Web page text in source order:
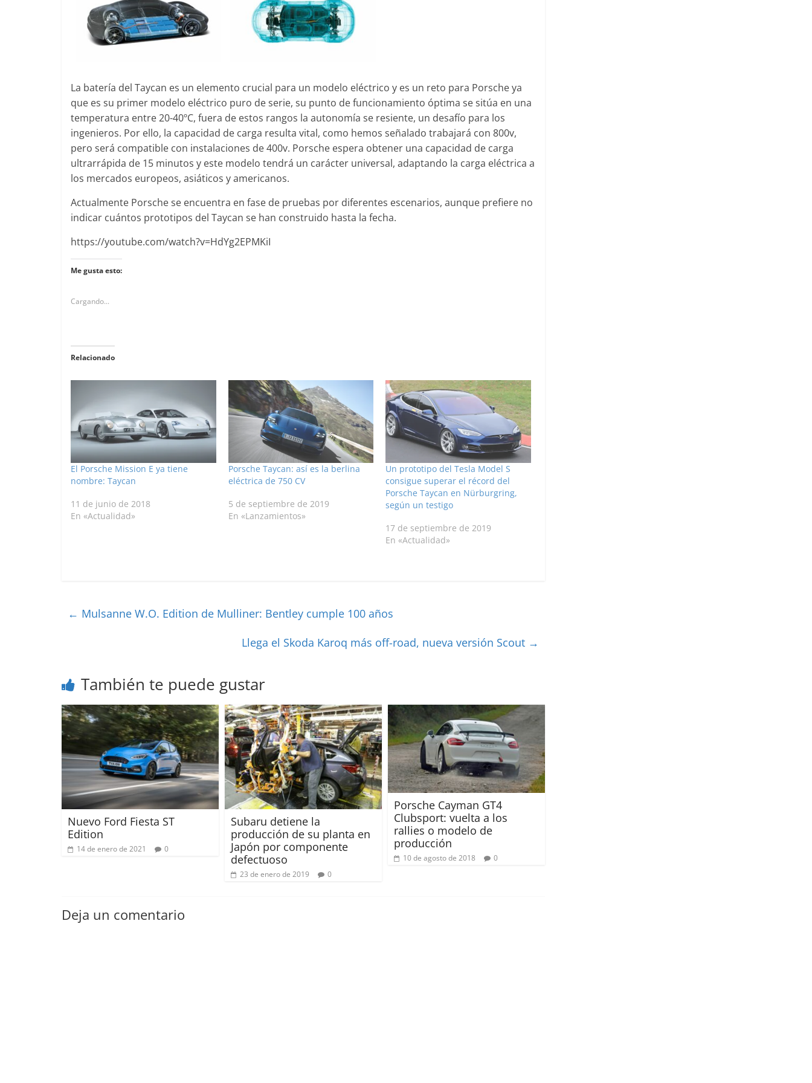
La batería del Taycan es un elemento crucial para un modelo eléctrico y es un reto para Porsche ya
que es su primer modelo eléctrico puro de serie, su punto de funcionamiento óptima se sitúa en una
temperatura entre 20-40ºC, fuera de estos rangos la autonomía se resiente, un desafío para los
ingenieros. Por ello, la capacidad de carga resulta vital, como hemos señalado trabajará con 800v,
pero será compatible con instalaciones de 400v. Porsche espera obtener una capacidad de carga
ultrarrápida de 15 minutos y este modelo tendrá un carácter universal, adaptando la carga eléctrica a
los mercados europeos, asiáticos y americanos.
Actualmente Porsche se encuentra en fase de pruebas por diferentes escenarios, aunque prefiere no
indicar cuántos prototipos del Taycan se han construido hasta la fecha.
https://youtube.com/watch?v=HdYg2EPMKiI
Me gusta esto:
Cargando...
Relacionado
El Porsche Mission E ya tiene
nombre: Taycan
11 de junio de 2018
En «Actualidad»
Porsche Taycan: así es la berlina
eléctrica de 750 CV
5 de septiembre de 2019
En «Lanzamientos»
Un prototipo del Tesla Model S
consigue superar el récord del
Porsche Taycan en Nürburgring,
según un testigo
17 de septiembre de 2019
En «Actualidad»
← Mulsanne W.O. Edition de Mulliner: Bentley cumple 100 años
Llega el Skoda Karoq más off-road, nueva versión Scout →
También te puede gustar
Nuevo Ford Fiesta ST
Edition
14 de enero de 2021 0
Subaru detiene la
producción de su planta en
Japón por componente
defectuoso
23 de enero de 2019 0
Porsche Cayman GT4
Clubsport: vuelta a los
rallies o modelo de
producción
10 de agosto de 2018 0
Deja un comentario